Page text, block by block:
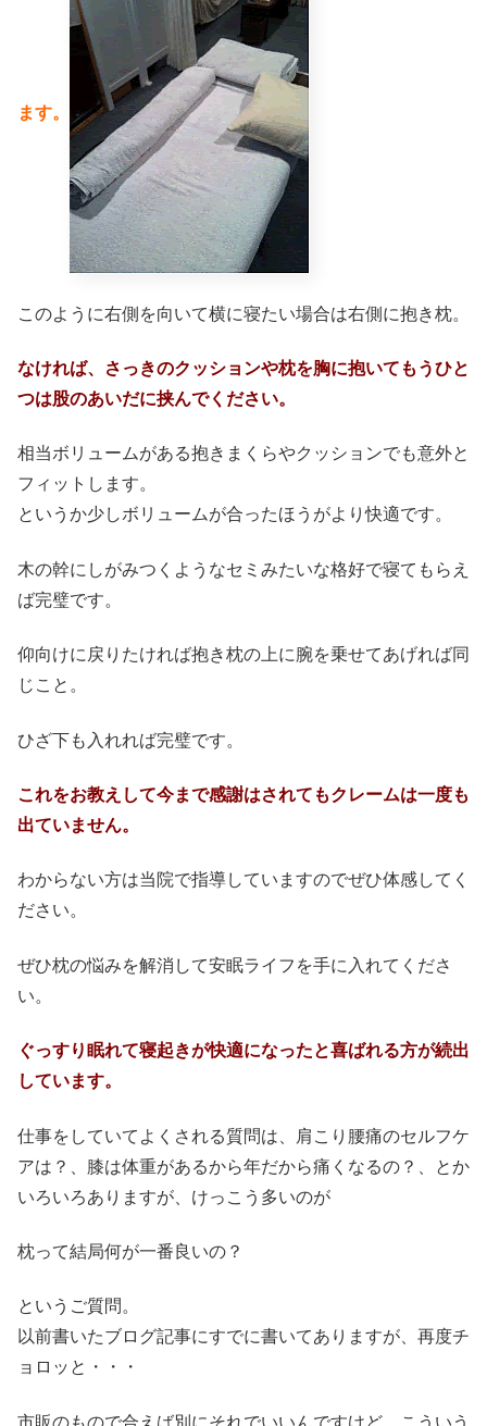
ます。
このように右側を向いて横に寝たい場合は右側に抱き枕。
なければ、さっきのクッションや枕を胸に抱いてもうひと
つは股のあいだに挟んでください。
相当ボリュームがある抱きまくらやクッションでも意外と
フィットします。
というか少しボリュームが合ったほうがより快適です。
木の幹にしがみつくようなセミみたいな格好で寝てもらえ
ば完璧です。
仰向けに戻りたければ抱き枕の上に腕を乗せてあげれば同
じこと。
ひざ下も入れれば完璧です。
これをお教えして今まで感謝はされてもクレームは一度も
出ていません。
わからない方は当院で指導していますのでぜひ体感してく
ださい。
ぜひ枕の悩みを解消して安眠ライフを手に入れてくださ
い。
ぐっすり眠れて寝起きが快適になったと喜ばれる方が続出
しています。
仕事をしていてよくされる質問は、肩こり腰痛のセルフケ
アは？、膝は体重があるから年だから痛くなるの？、とか
いろいろありますが、けっこう多いのが
枕って結局何が一番良いの？
というご質問。
以前書いたブログ記事にすでに書いてありますが、再度チ
ョロッと・・・
市販のもので合えば別にそれでいいんですけど、こういう